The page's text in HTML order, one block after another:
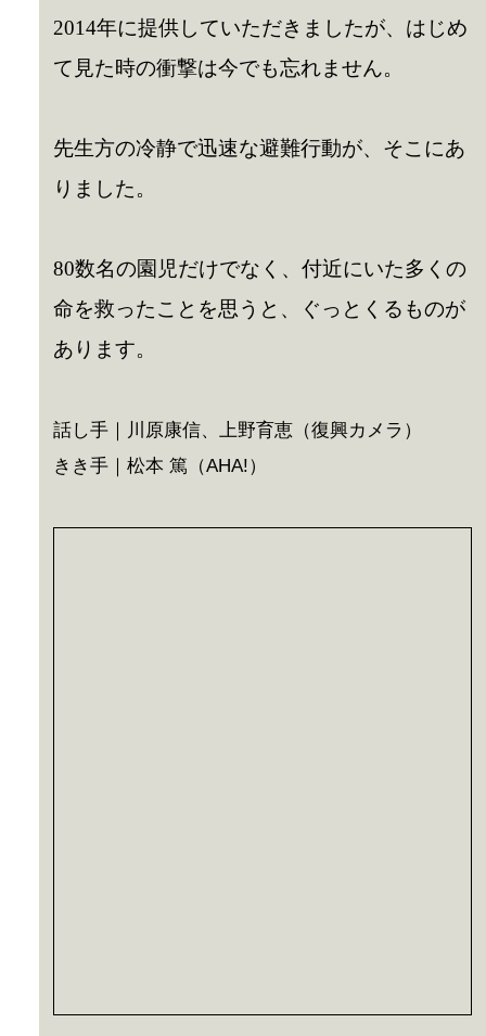
2014年に提供していただきましたが、はじめ
て見た時の衝撃は今でも忘れません。
先生方の冷静で迅速な避難行動が、そこにあ
りました。
80数名の園児だけでなく、付近にいた多くの
命を救ったことを思うと、ぐっとくるものが
あります。
話し手｜川原康信、上野育恵（復興カメラ）
きき手｜松本 篤（AHA!）